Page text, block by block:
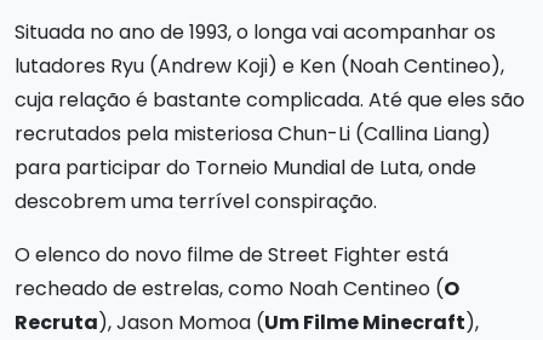
Situada no ano de 1993, o longa vai acompanhar os
lutadores Ryu (Andrew Koji) e Ken (Noah Centineo),
cuja relação é bastante complicada. Até que eles são
recrutados pela misteriosa Chun-Li (Callina Liang)
para participar do Torneio Mundial de Luta, onde
descobrem uma terrível conspiração.
O elenco do novo filme de Street Fighter está
recheado de estrelas, como Noah Centineo (O
Recruta), Jason Momoa (Um Filme Minecraft),